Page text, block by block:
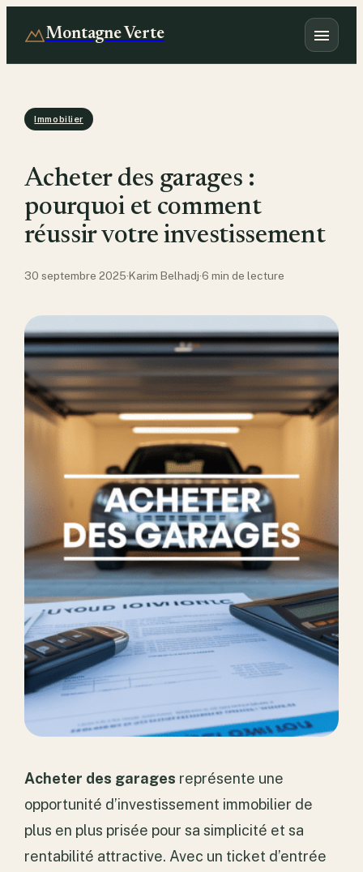
Montagne Verte
Immobilier
Acheter des garages :
pourquoi et comment
réussir votre investissement
30 septembre 2025·Karim Belhadj·6 min de lecture
Acheter des garages représente une
opportunité d’investissement immobilier de
plus en plus prisée pour sa simplicité et sa
rentabilité attractive. Avec un ticket d’entrée